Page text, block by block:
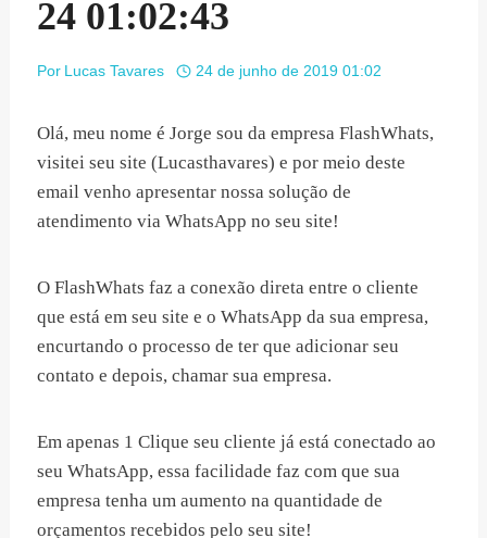
24 01:02:43
Por Lucas Tavares 24 de junho de 2019 01:02
Olá, meu nome é Jorge sou da empresa FlashWhats,
visitei seu site (Lucasthavares) e por meio deste
email venho apresentar nossa solução de
atendimento via WhatsApp no seu site!
O FlashWhats faz a conexão direta entre o cliente
que está em seu site e o WhatsApp da sua empresa,
encurtando o processo de ter que adicionar seu
contato e depois, chamar sua empresa.
Em apenas 1 Clique seu cliente já está conectado ao
seu WhatsApp, essa facilidade faz com que sua
empresa tenha um aumento na quantidade de
orçamentos recebidos pelo seu site!